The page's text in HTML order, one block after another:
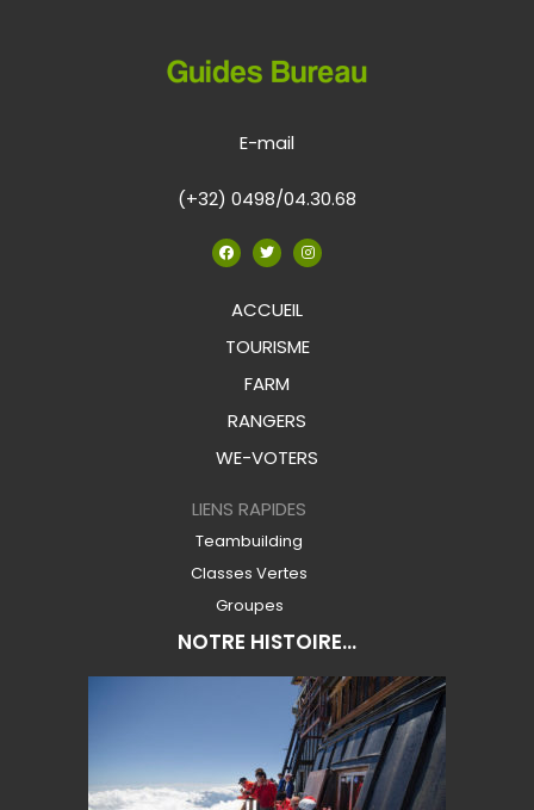
E-mail
(+32) 0498/04.30.68
ACCUEIL
TOURISME
FARM
RANGERS
WE-VOTERS
LIENS RAPIDES
Teambuilding
Classes Vertes
Groupes
NOTRE HISTOIRE...